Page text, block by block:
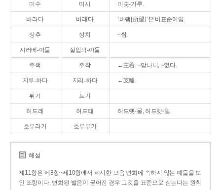
미수 미시 미숫-가루.
바라다 바래다 ‘바램[所望]’은 비표준어임.
상추 상치 ~쌈.
시러베-아들 실업의-아들
주책 주착 ←主着. ~망나니, ~없다.
지루-하다 지리-하다 ←支離.
튀기 트기
허드레 허드래 허드렛-물, 허드렛-일.
호루라기 호루루기
해설
제11항은 제8항~제10항에서 제시한 모음 변화에 속하지 않는 예들을 보
인 조항이다. 변화된 발음이 굳어진 경우 그것을 표준으로 삼는다는 원칙